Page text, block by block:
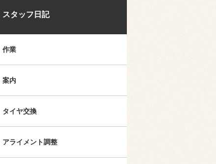
スタッフ日記
作業
案内
タイヤ交換
アライメント調整